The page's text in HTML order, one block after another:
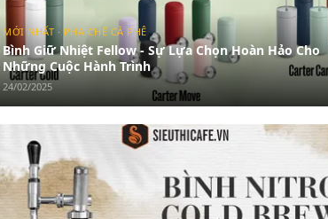
MỚI NHẤT · PHA CHẾ CÀ PHÊ
Bình Giữ Nhiệt Fellow - Sự Lựa Chọn Hoàn Hảo Cho
Những Cuộc Hành Trình
24/02/2025